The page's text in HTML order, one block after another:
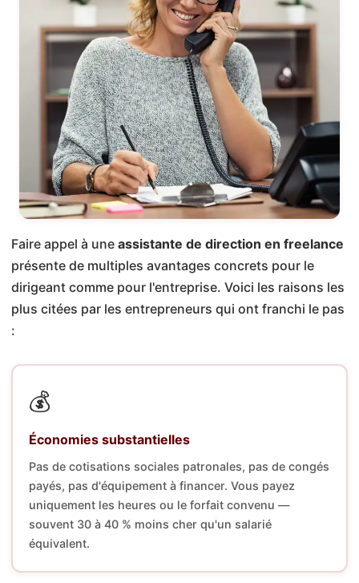
Faire appel à une assistante de direction en freelance
présente de multiples avantages concrets pour le
dirigeant comme pour l'entreprise. Voici les raisons les
plus citées par les entrepreneurs qui ont franchi le pas
:
💰
Économies substantielles
Pas de cotisations sociales patronales, pas de congés
payés, pas d'équipement à financer. Vous payez
uniquement les heures ou le forfait convenu —
souvent 30 à 40 % moins cher qu'un salarié
équivalent.